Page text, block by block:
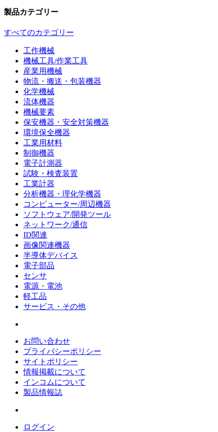
製品カテゴリー
すべてのカテゴリー
工作機械
機械工具/作業工具
産業用機械
物流・搬送・包装機器
化学機械
流体機器
機械要素
保安機器・安全対策機器
環境保全機器
工業用材料
制御機器
電子計測器
試験・検査装置
工業計器
分析機器・理化学機器
コンピューター/周辺機器
ソフトウェア/開発ツール
ネットワーク/通信
ID関連
画像関連機器
半導体デバイス
電子部品
センサ
電源・電池
軽工品
サービス・その他
お問い合わせ
プライバシーポリシー
サイトポリシー
情報掲載について
インコムについて
製品情報誌
ログイン